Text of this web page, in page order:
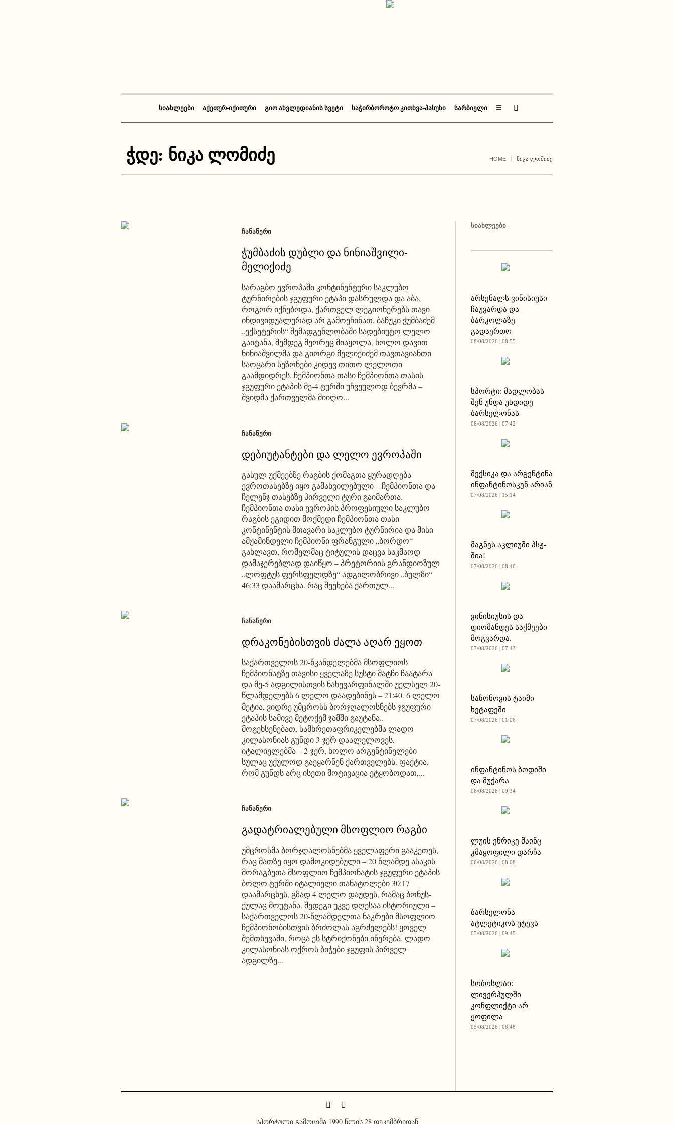
ᲡᲘᲐᲮᲚᲔᲔᲑᲘ ᲐᲥᲔᲗᲣᲠ-ᲘᲥᲘᲗᲣᲠᲘ ᲒᲘᲝ ᲐᲮᲕᲚᲔᲓᲘᲐᲜᲘᲡ ᲡᲕᲔᲢᲘ ᲡᲐᲭᲘᲠᲑᲝᲠᲝᲢᲝ ᲙᲘᲗᲮᲕᲐ-ᲞᲐᲡᲣᲮᲘ ᲡᲐᲠᲑᲘᲔᲚᲘ ☰
ჭდე: ნიკა ლომიძე HOME ᲜᲘᲙᲐ ᲚᲝᲛᲘᲫᲔ
ᲩᲐᲜᲐᲬᲔᲠᲘ
ჭუმბაძის დუბლი და ნინიაშვილი-
მელიქიძე
სარაგბო ევროპაში კონტინენტური საკლუბო
ტურნირების ჯგუფური ეტაპი დასრულდა და აბა,
როგორ იქნებოდა, ქართველ ლეგიონერებს თავი
ინდივიდუალურად არ გამოეჩინათ. ბაჩუკი ჭუმბაძემ
„ექსეტერის“ შემადგენლობაში სადებიუტო ლელო
გაიტანა, შემდეგ მეორეც მიაყოლა, ხოლო დავით
ნინიაშვილმა და გიორგი მელიქიძემ თავთავიანთი
საოცარი სეზონები კიდევ თითო ლელოთი
გაამდიდრეს. ჩემპიონთა თასი ჩემპიონთა თასის
ჯგუფური ეტაპის მე-4 ტურში უჩვეულოდ ბევრმა –
შვიდმა ქართველმა მიიღო...
ᲩᲐᲜᲐᲬᲔᲠᲘ
დებიუტანტები და ლელო ევროპაში
გასულ უქმეებზე რაგბის ქომაგთა ყურადღება
ევროთასებზე იყო გამახვილებული – ჩემპიონთა და
ჩელენჯ თასებზე პირველი ტური გაიმართა.
ჩემპიონთა თასი ევროპის პროფესიული საკლუბო
რაგბის ეგიდით მოქმედი ჩემპიონთა თასი
კონტინენტის მთავარი საკლუბო ტურნირია და მისი
ამჟამინდელი ჩემპიონი ფრანგული „ბორდო“
გახლავთ, რომელმაც ტიტულის დაცვა საკმაოდ
დამაჯერებლად დაიწყო – პრეტორიის გრანდიოზულ
„ლოფტუს ფერსფელდზე“ ადგილობრივი „ბულზი“
46:33 დაამარცხა. რაც შეეხება ქართულ...
ᲩᲐᲜᲐᲬᲔᲠᲘ
დრაკონებისთვის ძალა აღარ ეყოთ
საქართველოს 20-წკანდელებმა მსოფლიოს
ჩემპიონატზე თავისი ყველაზე სუსტი მატჩი ჩაატარა
და მე-5 ადგილისთვის ნახევარფინალში უელსელ 20-
წლამდელებს 6 ლელო დაადებინეს – 21:40. 6 ლელო
მეტია, ვიდრე უმცროსს ბორჯღალოსნებს ჯგუფური
ეტაპის სამივე მეტოქემ ჯამში გაუტანა..
მოგეხსენებათ, სამხრეთაფრიკელებმა ლადო
კილასონიას გუნდი 3-ჯერ დაალელოვეს,
იტალიელებმა – 2-ჯერ, ხოლო არგენტინელები
სულაც უქულოდ გაეყარნენ ქართველებს. ფაქტია,
რომ გუნდს არც ისეთი მოტივაცია ეტყობოდათ,...
ᲩᲐᲜᲐᲬᲔᲠᲘ
გადატრიალებული მსოფლიო რაგბი
უმცროსმა ბორჯღალოსნებმა ყველაფერი გააკეთეს,
რაც მათზე იყო დამოკიდებული – 20 წლამდე ასაკის
მორაგბეთა მსოფლიო ჩემპიონატის ჯგუფური ეტაპის
ბოლო ტურში იტალიელი თანატოლები 30:17
დაამარცხეს, გზად 4 ლელო დაუდეს, რამაც ბონუს-
ქულაც მოუტანა. შედეგი უკვე დღესაა ისტორიული –
საქართველოს 20-წლამდელთა ნაკრები მსოფლიო
ჩემპიონობისთვის ბრძოლას აგრძელებს! ყოველ
შემთხევაში, როცა ეს სტრიქონები იწერება, ლადო
კილასონიას ოქროს ბიჭები ჯგუფის პირველ
ადგილზე...
ᲡᲘᲐᲮᲚᲔᲔᲑᲘ
არსენალს ვინისიუსი
ჩაუვარდა და
ბარკოლაზე
გადაერთო
08/08/2026 | 08:55
სპორტი: მადლობას
შენ უნდა უხდიდე
ბარსელონას
08/08/2026 | 07:42
მექსიკა და არგენტინა
ინფანტინოსკენ არიან
07/08/2026 | 15:14
მაგნეს აკლიუში პსჟ-
შია!
07/08/2026 | 08:46
ვინისიუსის და
დიომანდეს საქმეები
მოგვარდა.
07/08/2026 | 07:43
საზონოვის ტაიმი
ხეტაფეში
07/08/2026 | 01:06
ინფანტინოს ბოდიში
და მუქარა
06/08/2026 | 09:34
ლუის ენრიკე მაინც
კმაყოფილი დარჩა
06/08/2026 | 08:08
ბარსელონა
ატლეტიკოს უტევს
05/08/2026 | 09:45
სობოსლაი:
ლივერპულში
კონფლიქტი არ
ყოფილა
05/08/2026 | 08:48
სპორტული გამოცემა 1990 წლის 28 დეკემბრიდან